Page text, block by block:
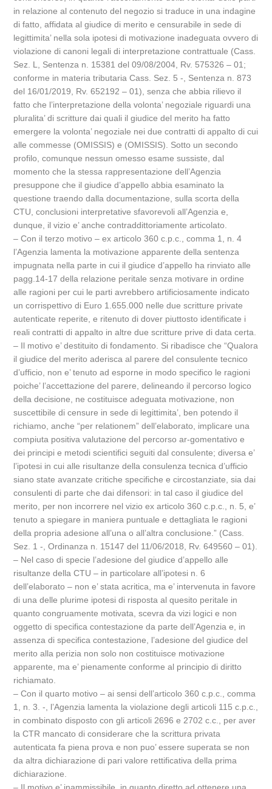
in relazione al contenuto del negozio si traduce in una indagine
di fatto, affidata al giudice di merito e censurabile in sede di
legittimita’ nella sola ipotesi di motivazione inadeguata ovvero di
violazione di canoni legali di interpretazione contrattuale (Cass.
Sez. L, Sentenza n. 15381 del 09/08/2004, Rv. 575326 – 01;
conforme in materia tributaria Cass. Sez. 5 -, Sentenza n. 873
del 16/01/2019, Rv. 652192 – 01), senza che abbia rilievo il
fatto che l’interpretazione della volonta’ negoziale riguardi una
pluralita’ di scritture dai quali il giudice del merito ha fatto
emergere la volonta’ negoziale nei due contratti di appalto di cui
alle commesse (OMISSIS) e (OMISSIS). Sotto un secondo
profilo, comunque nessun omesso esame sussiste, dal
momento che la stessa rappresentazione dell’Agenzia
presuppone che il giudice d’appello abbia esaminato la
questione traendo dalla documentazione, sulla scorta della
CTU, conclusioni interpretative sfavorevoli all’Agenzia e,
dunque, il vizio e’ anche contraddittoriamente articolato.
– Con il terzo motivo – ex articolo 360 c.p.c., comma 1, n. 4
l’Agenzia lamenta la motivazione apparente della sentenza
impugnata nella parte in cui il giudice d’appello ha rinviato alle
pagg.14-17 della relazione peritale senza motivare in ordine
alle ragioni per cui le parti avrebbero artificiosamente indicato
un corrispettivo di Euro 1.655.000 nelle due scritture private
autenticate reperite, e ritenuto di dover piuttosto identificate i
reali contratti di appalto in altre due scritture prive di data certa.
– Il motivo e’ destituito di fondamento. Si ribadisce che “Qualora
il giudice del merito aderisca al parere del consulente tecnico
d’ufficio, non e’ tenuto ad esporne in modo specifico le ragioni
poiche’ l’accettazione del parere, delineando il percorso logico
della decisione, ne costituisce adeguata motivazione, non
suscettibile di censure in sede di legittimita’, ben potendo il
richiamo, anche “per relationem” dell’elaborato, implicare una
compiuta positiva valutazione del percorso ar-gomentativo e
dei principi e metodi scientifici seguiti dal consulente; diversa e’
l’ipotesi in cui alle risultanze della consulenza tecnica d’ufficio
siano state avanzate critiche specifiche e circostanziate, sia dai
consulenti di parte che dai difensori: in tal caso il giudice del
merito, per non incorrere nel vizio ex articolo 360 c.p.c., n. 5, e’
tenuto a spiegare in maniera puntuale e dettagliata le ragioni
della propria adesione all’una o all’altra conclusione.” (Cass.
Sez. 1 -, Ordinanza n. 15147 del 11/06/2018, Rv. 649560 – 01).
– Nel caso di specie l’adesione del giudice d’appello alle
risultanze della CTU – in particolare all’ipotesi n. 6
dell’elaborato – non e’ stata acritica, ma e’ intervenuta in favore
di una delle plurime ipotesi di risposta al quesito peritale in
quanto congruamente motivata, scevra da vizi logici e non
oggetto di specifica contestazione da parte dell’Agenzia e, in
assenza di specifica contestazione, l’adesione del giudice del
merito alla perizia non solo non costituisce motivazione
apparente, ma e’ pienamente conforme al principio di diritto
richiamato.
– Con il quarto motivo – ai sensi dell’articolo 360 c.p.c., comma
1, n. 3. -, l’Agenzia lamenta la violazione degli articoli 115 c.p.c.,
in combinato disposto con gli articoli 2696 e 2702 c.c., per aver
la CTR mancato di considerare che la scrittura privata
autenticata fa piena prova e non puo’ essere superata se non
da altra dichiarazione di pari valore rettificativa della prima
dichiarazione.